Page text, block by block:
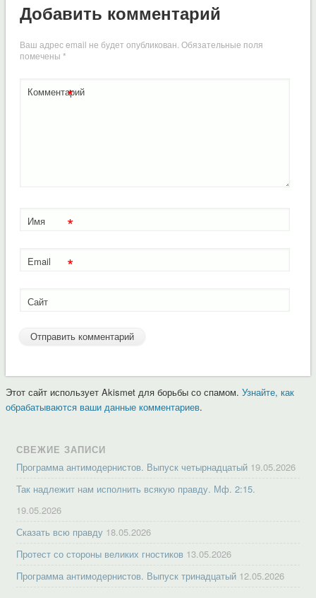
Добавить комментарий
Ваш адрес email не будет опубликован.Обязательные поля
помечены *
Комментарий
*
Имя *
Email *
Сайт
Этот сайт использует Akismet для борьбы со спамом. Узнайте, как
обрабатываются ваши данные комментариев.
СВЕЖИЕ ЗАПИСИ
Программа антимодернистов. Выпуск четырнадцатый 19.05.2026
Так надлежит нам исполнить всякую правду. Мф. 2:15.
19.05.2026
Сказать всю правду 18.05.2026
Протест со стороны великих гностиков 13.05.2026
Программа антимодернистов. Выпуск тринадцатый 12.05.2026